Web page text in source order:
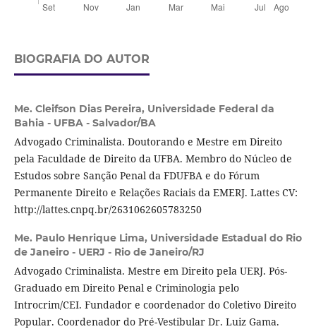
BIOGRAFIA DO AUTOR
Me. Cleifson Dias Pereira, Universidade Federal da
Bahia - UFBA - Salvador/BA
Advogado Criminalista. Doutorando e Mestre em Direito
pela Faculdade de Direito da UFBA. Membro do Núcleo de
Estudos sobre Sanção Penal da FDUFBA e do Fórum
Permanente Direito e Relações Raciais da EMERJ. Lattes CV:
http://lattes.cnpq.br/2631062605783250
Me. Paulo Henrique Lima, Universidade Estadual do Rio
de Janeiro - UERJ - Rio de Janeiro/RJ
Advogado Criminalista. Mestre em Direito pela UERJ. Pós-
Graduado em Direito Penal e Criminologia pelo
Introcrim/CEI. Fundador e coordenador do Coletivo Direito
Popular. Coordenador do Pré-Vestibular Dr. Luiz Gama.